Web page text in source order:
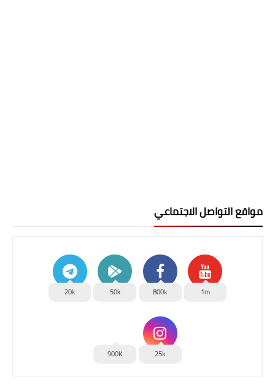
مواقع التواصل الاجتماعي
1m
800k
50k
20k
25k
900K